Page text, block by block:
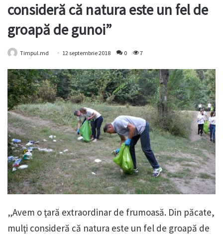
consideră că natura este un fel de
groapă de gunoi”
Timpul.md 12 septembrie 2018 0 7
„Avem o ţară extraordinar de frumoasă. Din păcate,
mulţi consideră că natura este un fel de groapă de